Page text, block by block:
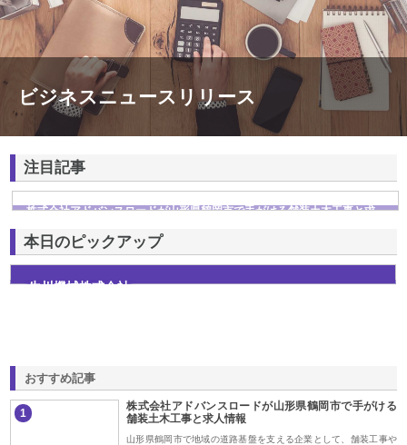
ビジネスニュースリリース
注目記事
株式会社アドバンスロードが山形県鶴岡市で手がける舗装土木工事と求
本日のピックアップ
生川機械株式会社
おすすめ記事
1
株式会社アドバンスロードが山形県鶴岡市で手がける
舗装土木工事と求人情報
山形県鶴岡市で地域の道路基盤を支える企業として、舗装工事や